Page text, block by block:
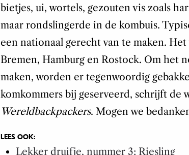
bietjes, ui, wortels, gezouten vis zoals
maar rondslingerde in de kombuis.
een nationaal gerecht van te maken.
Bremen, Hamburg en Rostock. Om het
maken, worden er tegenwoordig
komkommers bij geserveerd, schrijft de
Wereldbackpackers. Mogen we
LEES OOK:
Lekker druifje, nummer 3: Riesling